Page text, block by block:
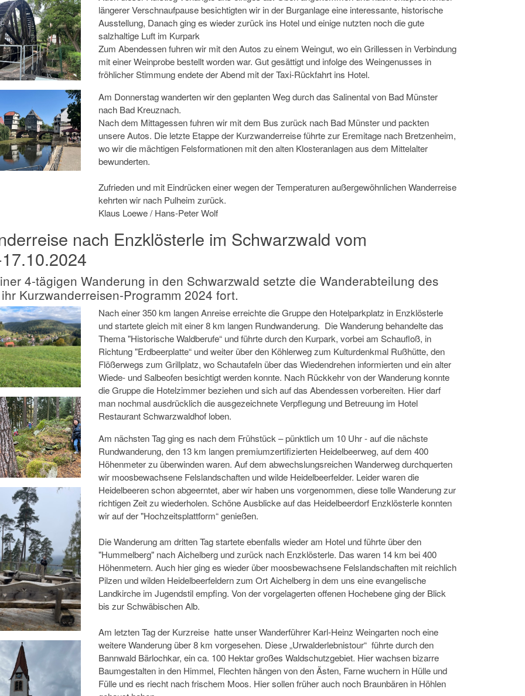
längerer Verschnaufpause besichtigten wir in der Burganlage eine interessante, historische
Ausstellung, Danach ging es wieder zurück ins Hotel und einige nutzten noch die gute
salzhaltige Luft im Kurpark
Zum Abendessen fuhren wir mit den Autos zu einem Weingut, wo ein Grillessen in Verbindung
mit einer Weinprobe bestellt worden war. Gut gesättigt und infolge des Weingenusses in
fröhlicher Stimmung endete der Abend mit der Taxi-Rückfahrt ins Hotel.
Am Donnerstag wanderten wir den geplanten Weg durch das Salinental von Bad Münster
nach Bad Kreuznach.
Nach dem Mittagessen fuhren wir mit dem Bus zurück nach Bad Münster und packten
unsere Autos. Die letzte Etappe der Kurzwanderreise führte zur Eremitage nach Bretzenheim,
wo wir die mächtigen Felsformationen mit den alten Klosteranlagen aus dem Mittelalter
bewunderten.
Zufrieden und mit Eindrücken einer wegen der Temperaturen außergewöhnlichen Wanderreise
kehrten wir nach Pulheim zurück.
Klaus Loewe / Hans-Peter Wolf
nach Enzklösterle im Schwarzwald vom
4-tägigen Wanderung in den Schwarzwald setzte die Wanderabteilung des
Kurzwanderreisen-Programm 2024 fort.
Nach einer 350 km langen Anreise erreichte die Gruppe den Hotelparkplatz in Enzklösterle
und startete gleich mit einer 8 km langen Rundwanderung. Die Wanderung behandelte das
Thema "Historische Waldberufe“ und führte durch den Kurpark, vorbei am Schaufloß, in
Richtung "Erdbeerplatte“ und weiter über den Köhlerweg zum Kulturdenkmal Rußhütte, den
Flößerwegs zum Grillplatz, wo Schautafeln über das Wiedendrehen informierten und ein alter
Wiede- und Salbeofen besichtigt werden konnte. Nach Rückkehr von der Wanderung konnte
die Gruppe die Hotelzimmer beziehen und sich auf das Abendessen vorbereiten. Hier darf
man nochmal ausdrücklich die ausgezeichnete Verpflegung und Betreuung im Hotel
Restaurant Schwarzwaldhof loben.
Am nächsten Tag ging es nach dem Frühstück – pünktlich um 10 Uhr - auf die nächste
Rundwanderung, den 13 km langen premiumzertifizierten Heidelbeerweg, auf dem 400
Höhenmeter zu überwinden waren. Auf dem abwechslungsreichen Wanderweg durchquerten
wir moosbewachsene Felslandschaften und wilde Heidelbeerfelder. Leider waren die
Heidelbeeren schon abgeerntet, aber wir haben uns vorgenommen, diese tolle Wanderung zur
richtigen Zeit zu wiederholen. Schöne Ausblicke auf das Heidelbeerdorf Enzklösterle konnten
wir auf der "Hochzeitsplattform“ genießen.
Die Wanderung am dritten Tag startete ebenfalls wieder am Hotel und führte über den
"Hummelberg" nach Aichelberg und zurück nach Enzklösterle. Das waren 14 km bei 400
Höhenmetern. Auch hier ging es wieder über moosbewachsene Felslandschaften mit reichlich
Pilzen und wilden Heidelbeerfeldern zum Ort Aichelberg in dem uns eine evangelische
Landkirche im Jugendstil empfing. Von der vorgelagerten offenen Hochebene ging der Blick
bis zur Schwäbischen Alb.
Am letzten Tag der Kurzreise hatte unser Wanderführer Karl-Heinz Weingarten noch eine
weitere Wanderung über 8 km vorgesehen. Diese „Urwalderlebnistour“ führte durch den
Bannwald Bärlochkar, ein ca. 100 Hektar großes Waldschutzgebiet. Hier wachsen bizarre
Baumgestalten in den Himmel, Flechten hängen von den Ästen, Farne wuchern in Hülle und
Fülle und es riecht nach frischem Moos. Hier sollen früher auch noch Braunbären in Höhlen